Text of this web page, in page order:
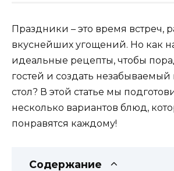
Праздники – это время встреч,
вкуснейших угощений. Но как
идеальные рецепты, чтобы
гостей и создать
стол? В этой статье мы
несколько вариантов блюд,
понравятся каждому!
Содержание